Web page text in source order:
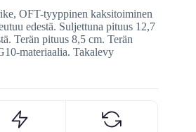
OFT-tyyppinen kaksitoiminen
edestä. Suljettuna pituus 12,7
Terän pituus 8,5 cm. Terän
materiaalia. Takalevy